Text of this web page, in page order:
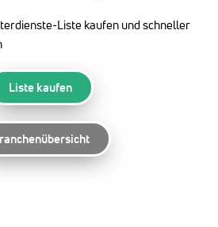
Liste kaufen und schneller
Liste kaufen